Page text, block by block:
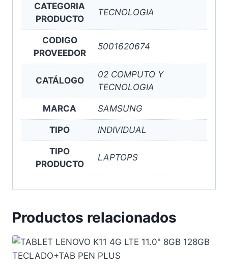
CATEGORIA
PRODUCTO
TECNOLOGIA
CODIGO
PROVEEDOR
5001620674
CATÁLOGO
02 COMPUTO Y
TECNOLOGIA
MARCA SAMSUNG
TIPO INDIVIDUAL
TIPO
PRODUCTO
LAPTOPS
Productos relacionados